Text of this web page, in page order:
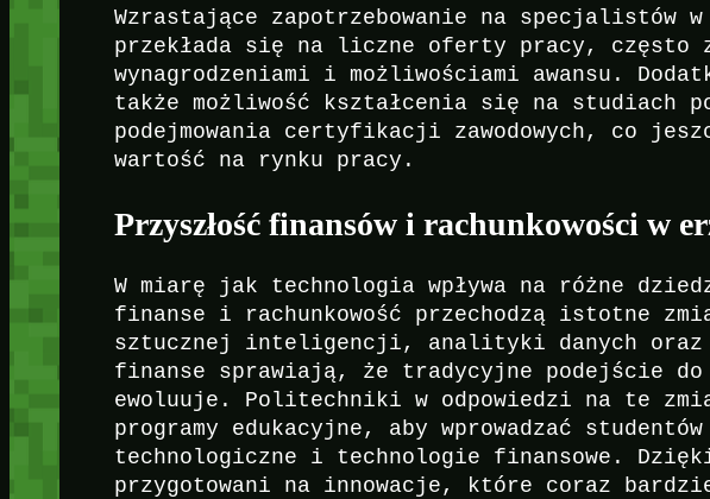
Wzrastające zapotrzebowanie na specjalistów
przekłada się na liczne oferty pracy, często
wynagrodzeniami i możliwościami awansu.
także możliwość kształcenia się na studiach
podejmowania certyfikacji zawodowych, co
wartość na rynku pracy.
Przyszłość finansów i rachunkowości w
W miarę jak technologia wpływa na różne
finanse i rachunkowość przechodzą istotne
sztucznej inteligencji, analityki danych oraz
finanse sprawiają, że tradycyjne podejście
ewoluuje. Politechniki w odpowiedzi na te
programy edukacyjne, aby wprowadzać
technologiczne i technologie finansowe.
przygotowani na innowacje, które coraz